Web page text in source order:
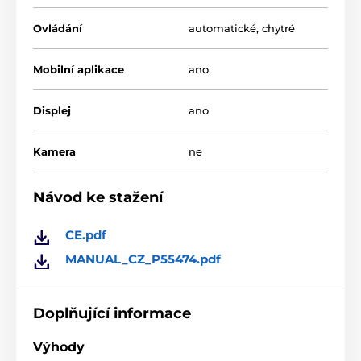
problémem, PURA MAX automaticky vyčistí a chytře
Ovládání automatické, chytré
Mobilní aplikace ano
Displej ano
Kamera ne
Návod ke stažení
CE.pdf
MANUAL_CZ_P55474.pdf
Doplňující informace
Výhody